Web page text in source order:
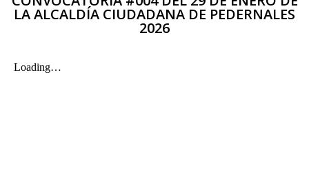
LA ALCALDÍA CIUDADANA DE PEDERNALES
2026